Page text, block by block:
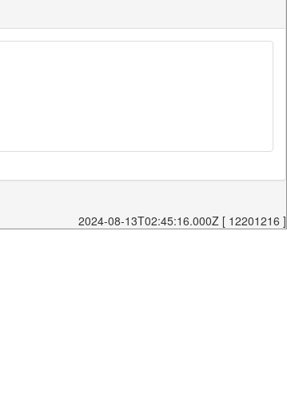
2024-08-13T02:45:16.000Z [ 12201216 ]